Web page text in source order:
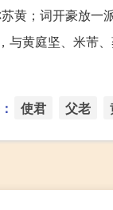
黄；词开豪放一
黄庭坚、米芾
使君 父老